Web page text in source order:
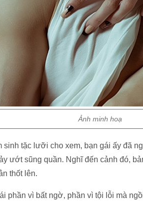
Ảnh minh hoạ
sinh tặc lưỡi cho xem, bạn gái ấy đã
ướt sũng quần. Nghĩ đến cảnh đó,
thốt lên.
phần vì bất ngờ, phần vì tội lỗi mà